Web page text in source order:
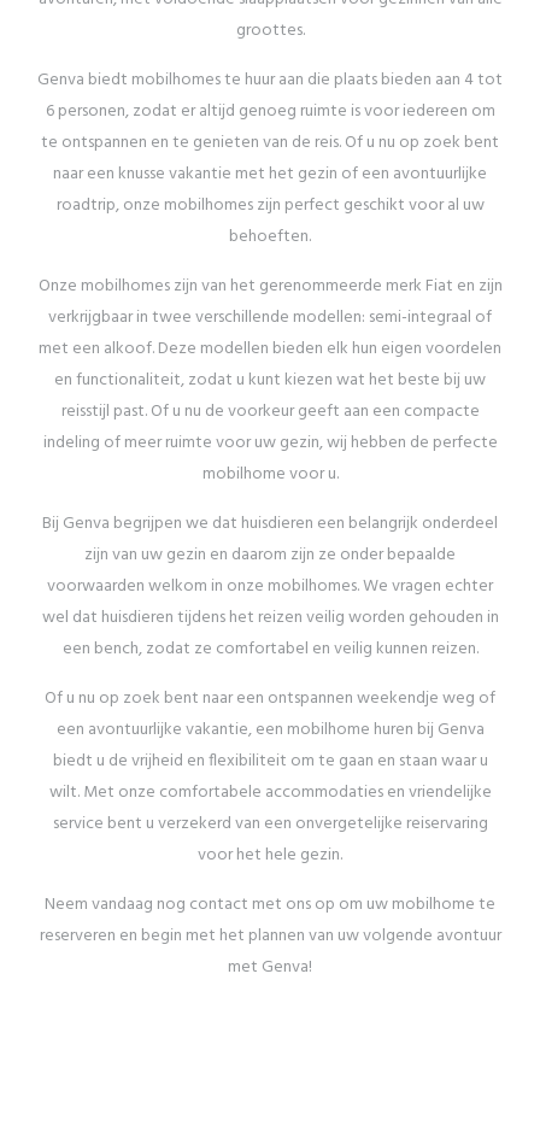
groottes.
Genva biedt mobilhomes te huur aan die plaats bieden aan 4 tot
6 personen, zodat er altijd genoeg ruimte is voor iedereen om
te ontspannen en te genieten van de reis. Of u nu op zoek bent
naar een knusse vakantie met het gezin of een avontuurlijke
roadtrip, onze mobilhomes zijn perfect geschikt voor al uw
behoeften.
Onze mobilhomes zijn van het gerenommeerde merk Fiat en zijn
verkrijgbaar in twee verschillende modellen: semi-integraal of
met een alkoof. Deze modellen bieden elk hun eigen voordelen
en functionaliteit, zodat u kunt kiezen wat het beste bij uw
reisstijl past. Of u nu de voorkeur geeft aan een compacte
indeling of meer ruimte voor uw gezin, wij hebben de perfecte
mobilhome voor u.
Bij Genva begrijpen we dat huisdieren een belangrijk onderdeel
zijn van uw gezin en daarom zijn ze onder bepaalde
voorwaarden welkom in onze mobilhomes. We vragen echter
wel dat huisdieren tijdens het reizen veilig worden gehouden in
een bench, zodat ze comfortabel en veilig kunnen reizen.
Of u nu op zoek bent naar een ontspannen weekendje weg of
een avontuurlijke vakantie, een mobilhome huren bij Genva
biedt u de vrijheid en flexibiliteit om te gaan en staan waar u
wilt. Met onze comfortabele accommodaties en vriendelijke
service bent u verzekerd van een onvergetelijke reiservaring
voor het hele gezin.
Neem vandaag nog contact met ons op om uw mobilhome te
reserveren en begin met het plannen van uw volgende avontuur
met Genva!